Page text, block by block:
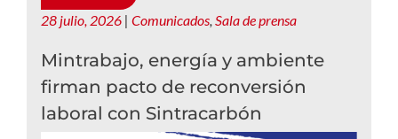
28 julio, 2026 | Comunicados, Sala de prensa
Mintrabajo, energía y ambiente
firman pacto de reconversión
laboral con Sintracarbón